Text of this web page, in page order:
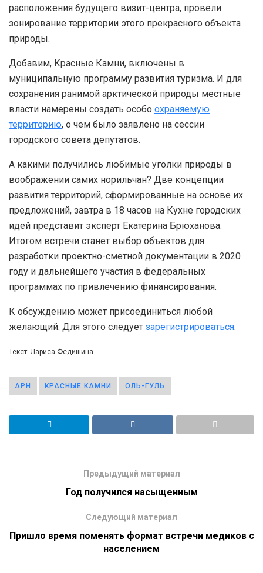
расположения будущего визит-центра, провели
зонирование территории этого прекрасного объекта
природы.
Добавим, Красные Камни, включены в
муниципальную программу развития туризма. И для
сохранения ранимой арктической природы местные
власти намерены создать особо охраняемую
территорию, о чем было заявлено на сессии
городского совета депутатов.
А какими получились любимые уголки природы в
воображении самих норильчан? Две концепции
развития территорий, сформированные на основе их
предложений, завтра в 18 часов на Кухне городских
идей представит эксперт Екатерина Брюханова.
Итогом встречи станет выбор объектов для
разработки проектно-сметной документации в 2020
году и дальнейшего участия в федеральных
программах по привлечению финансирования.
К обсуждению может присоединиться любой
желающий. Для этого следует зарегистрироваться.
Текст: Лариса Федишина
АРН КРАСНЫЕ КАМНИ ОЛЬ-ГУЛЬ
Предыдущий материал
Год получился насыщенным
Следующий материал
Пришло время поменять формат встречи медиков с
населением